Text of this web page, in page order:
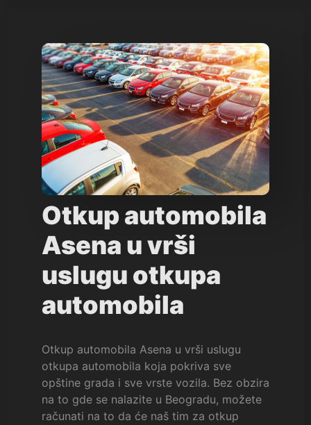
Otkup automobila
Asena u vrši
uslugu otkupa
automobila
Otkup automobila Asena u vrši uslugu
otkupa automobila koja pokriva sve
opštine grada i sve vrste vozila. Bez obzira
na to gde se nalazite u Beogradu, možete
računati na to da će naš tim za otkup